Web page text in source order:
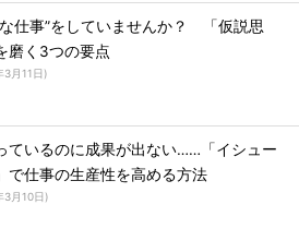
仕事”をしていませんか？ 「仮説思
磨く3つの要点
3月11日)
ているのに成果が出ない……「イシュー
で仕事の生産性を高める方法
3月10日)